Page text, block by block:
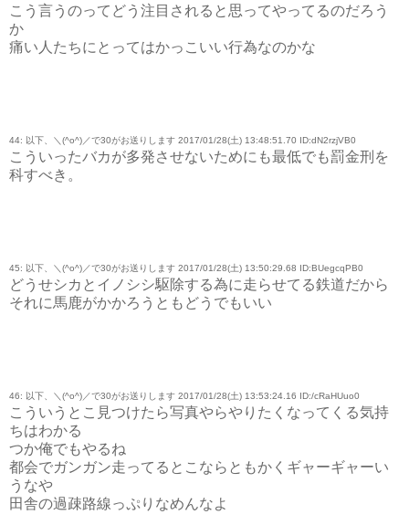
こう言うのってどう注目されると思ってやってるのだろう
か
痛い人たちにとってはかっこいい行為なのかな
44: 以下、＼(^o^)／で30がお送りします 2017/01/28(土) 13:48:51.70 ID:dN2rzjVB0
こういったバカが多発させないためにも最低でも罰金刑を
科すべき。
45: 以下、＼(^o^)／で30がお送りします 2017/01/28(土) 13:50:29.68 ID:BUegcqPB0
どうせシカとイノシシ駆除する為に走らせてる鉄道だから
それに馬鹿がかかろうともどうでもいい
46: 以下、＼(^o^)／で30がお送りします 2017/01/28(土) 13:53:24.16 ID:/cRaHUuo0
こういうとこ見つけたら写真やらやりたくなってくる気持
ちはわかる
つか俺でもやるね
都会でガンガン走ってるとこならともかくギャーギャーい
うなや
田舎の過疎路線っぷりなめんなよ